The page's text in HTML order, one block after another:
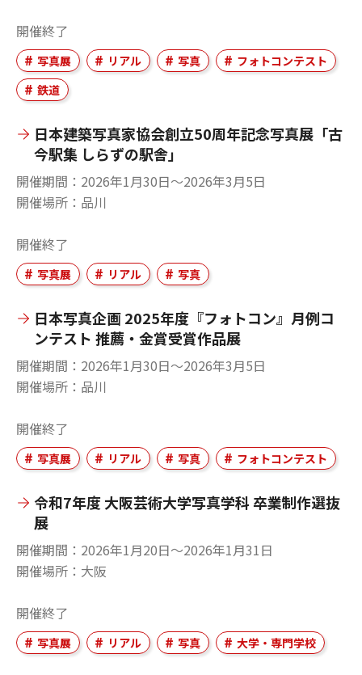
開催終了
写真展 リアル 写真
フォトコンテスト
鉄道
日本建築写真家協会創立50周年記念写真展「古
今駅集 しらずの駅舎」
開催期間
2026年1月30日〜2026年3月5日
開催場所
品川
開催終了
写真展 リアル 写真
日本写真企画 2025年度『フォトコン』月例コ
ンテスト 推薦・金賞受賞作品展
開催期間
2026年1月30日〜2026年3月5日
開催場所
品川
開催終了
写真展 リアル 写真 フォトコンテスト
令和7年度 大阪芸術大学写真学科 卒業制作選抜
展
開催期間
2026年1月20日〜2026年1月31日
開催場所
大阪
開催終了
写真展 リアル 写真 大学・専門学校